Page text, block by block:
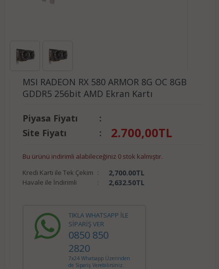
MSI RADEON RX 580 ARMOR 8G OC 8GB
GDDR5 256bit AMD Ekran Kartı
Piyasa Fiyatı
:
Site Fiyatı
: 2.700,00TL
Bu ürünü indirimli alabileceğiniz 0 stok kalmıştır.
Kredi Kartı ile Tek Çekim : 2,700.00TL
Havale ile İndirimli : 2,632.50TL
TIKLA WHATSAPP İLE
SİPARİŞ VER
0850 850
2820
7x24 Whatsapp Üzerinden
de Sipariş Verebilirsiniz.